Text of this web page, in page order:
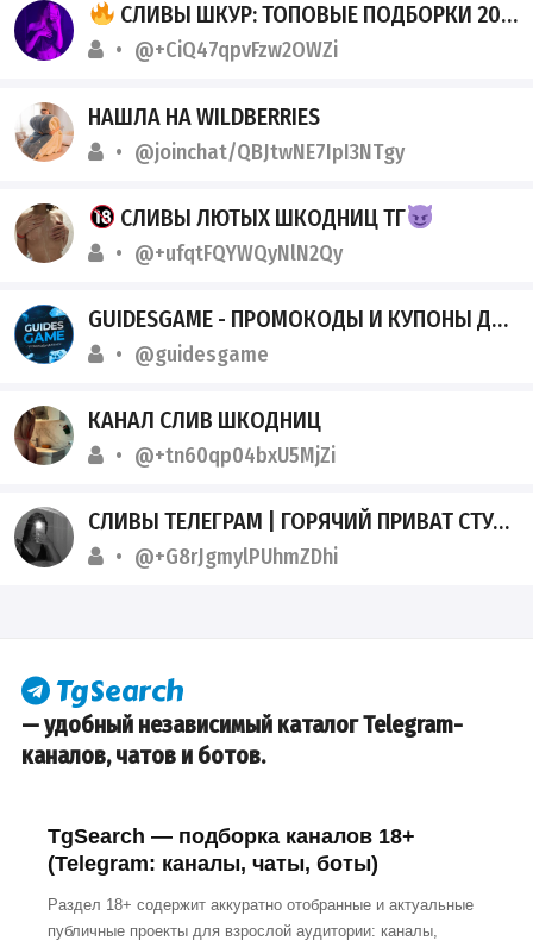
СЛИВЫ ШКУР: ТОПОВЫЕ ПОДБОРКИ 2026
@+CiQ47qpvFzw2OWZi
НАШЛА НА WILDBERRIES
@joinchat/QBJtwNE7IpI3NTgy
СЛИВЫ ЛЮТЫХ ШКОДНИЦ ТГ
@+ufqtFQYWQyNlN2Qy
GUIDESGAME - ПРОМОКОДЫ И КУПОНЫ ДЛЯ ИГР
@guidesgame
КАНАЛ СЛИВ ШКОДНИЦ
@+tn60qp04bxU5MjZi
СЛИВЫ ТЕЛЕГРАМ | ГОРЯЧИЙ ПРИВАТ СТУДЕНТОК 2026
@+G8rJgmylPUhmZDhi
— удобный независимый каталог Telegram-
каналов, чатов и ботов.
TgSearch — подборка каналов 18+
(Telegram: каналы, чаты, боты)
Раздел 18+ содержит аккуратно отобранные и актуальные
публичные проекты для взрослой аудитории: каналы,